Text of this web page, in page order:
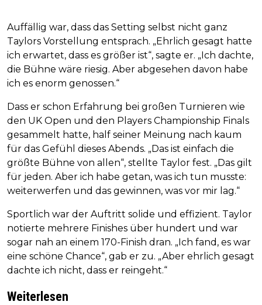
Auffällig war, dass das Setting selbst nicht ganz
Taylors Vorstellung entsprach. „Ehrlich gesagt hatte
ich erwartet, dass es größer ist“, sagte er. „Ich dachte,
die Bühne wäre riesig. Aber abgesehen davon habe
ich es enorm genossen.“
Dass er schon Erfahrung bei großen Turnieren wie
den UK Open und den Players Championship Finals
gesammelt hatte, half seiner Meinung nach kaum
für das Gefühl dieses Abends. „Das ist einfach die
größte Bühne von allen“, stellte Taylor fest. „Das gilt
für jeden. Aber ich habe getan, was ich tun musste:
weiterwerfen und das gewinnen, was vor mir lag.“
Sportlich war der Auftritt solide und effizient. Taylor
notierte mehrere Finishes über hundert und war
sogar nah an einem 170-Finish dran. „Ich fand, es war
eine schöne Chance“, gab er zu. „Aber ehrlich gesagt
dachte ich nicht, dass er reingeht.“
Weiterlesen